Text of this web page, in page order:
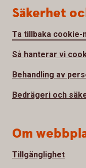
Säkerhet
Ta tillbaka cookie-
Så hanterar vi
Behandling av
Bedrägeri och
Om
Tillgänglighet